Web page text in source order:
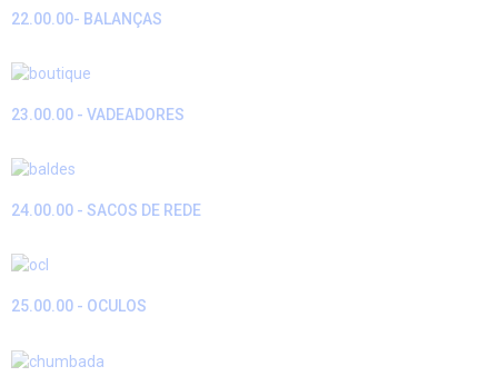
22.00.00- BALANÇAS
23.00.00 - VADEADORES
24.00.00 - SACOS DE REDE
25.00.00 - OCULOS